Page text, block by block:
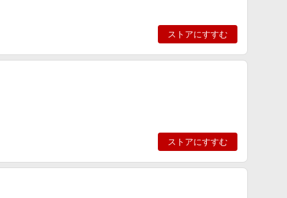
ストアにすすむ
ストアにすすむ